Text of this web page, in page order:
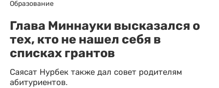
Образование
Глава Миннауки высказался о
тех, кто не нашел себя в
списках грантов
Саясат Нурбек также дал совет родителям
абитуриентов.